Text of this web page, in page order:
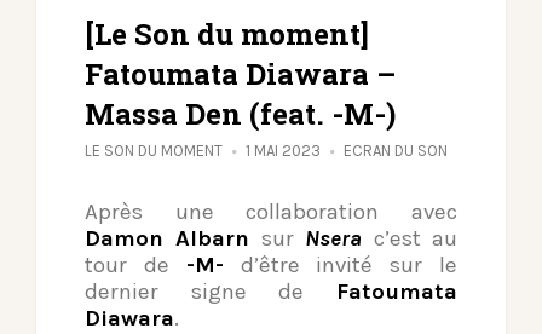
[Le Son du moment]
Fatoumata Diawara –
Massa Den (feat. -M-)
LE SON DU MOMENT 1 MAI 2023 ECRAN DU SON
Après une collaboration avec
Damon Albarn sur Nsera c’est au
tour de -M- d’être invité sur le
dernier signe de Fatoumata
Diawara.